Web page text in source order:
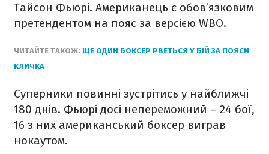
Тайсон Фьюрі. Американець є обов’язковим
претендентом на пояс за версією WBO.
ЧИТАЙТЕ ТАКОЖ: ЩЕ ОДИН БОКСЕР РВЕТЬСЯ У БІЙ ЗА ПОЯСИ
КЛИЧКА
Суперники повинні зустрітись у найближчі
180 днів. Фьюрі досі непереможний – 24 бої,
16 з них американський боксер виграв
нокаутом.